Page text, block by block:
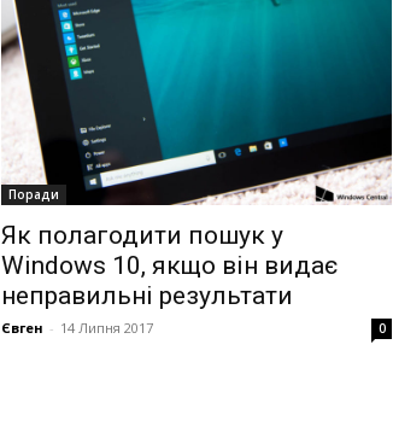
Поради
Як полагодити пошук у
Windows 10, якщо він видає
неправильні результати
Євген - 14 Липня 2017 0